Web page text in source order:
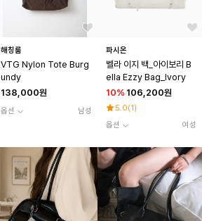
해칭룸
VTG Nylon Tote Burg
undy
138,000원
옵션 남성
파시온
벨라 이지 백_아이보리 B
ella Ezzy Bag_Ivory
10% 106,200원
5.0(1 )
옵션
여성